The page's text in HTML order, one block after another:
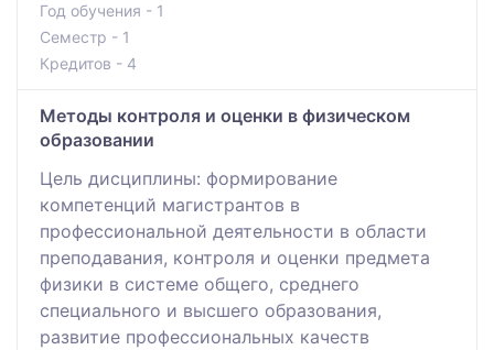
Год обучения - 1
Семестр - 1
Кредитов - 4
Методы контроля и оценки в физическом
образовании
Цель дисциплины: формирование
компетенций магистрантов в
профессиональной деятельности в области
преподавания, контроля и оценки предмета
физики в системе общего, среднего
специального и высшего образования,
развитие профессиональных качеств